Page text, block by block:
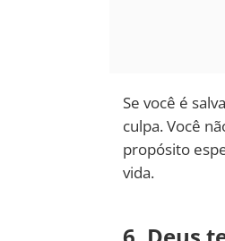
Se você é
culpa. Você
propósito
vida.